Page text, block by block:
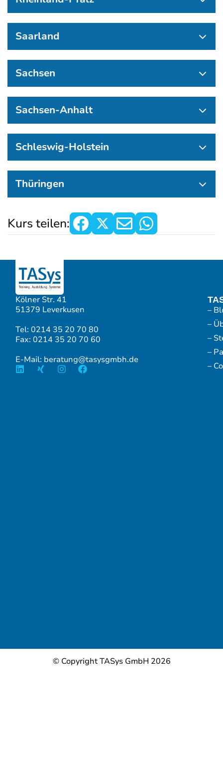
Saarland
Sachsen
Sachsen-Anhalt
Schleswig-Holstein
Thüringen
Kurs teilen:
Kölner Str. 41
51379 Leverkusen
Tel: 0214 35 20 70 80
Fax: 0214 35 20 70 60
E-Mail: beratung@tasysgmbh.de
–
–
–
–
–
© Copyright TASys GmbH 2026